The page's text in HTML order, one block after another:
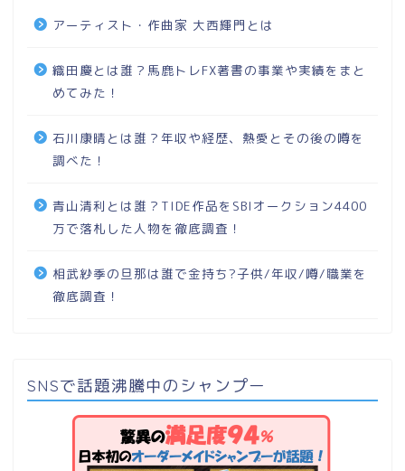
アーティスト・作曲家 大西輝門とは
織田慶とは誰？馬鹿トレFX著書の事業や実績をまと
めてみた！
石川康晴とは誰？年収や経歴、熱愛とその後の噂を
調べた！
青山清利とは誰？TIDE作品をSBIオークション4400
万で落札した人物を徹底調査！
相武紗季の旦那は誰で金持ち?子供/年収/噂/職業を
徹底調査！
SNSで話題沸騰中のシャンプー